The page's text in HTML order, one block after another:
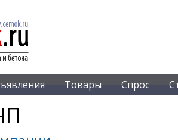
Товары Спрос